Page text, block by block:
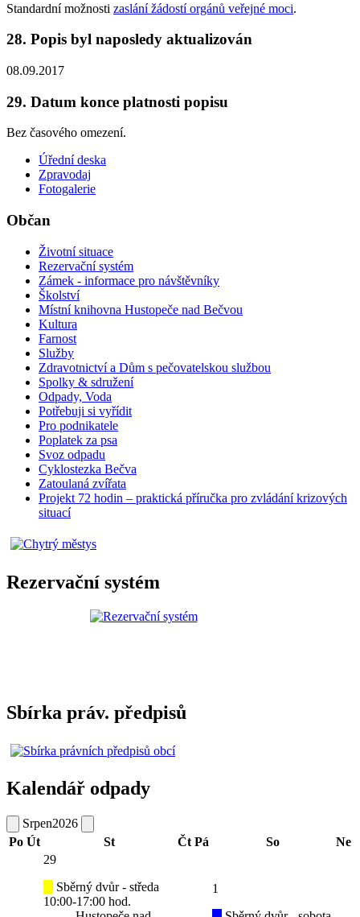
Standardní možnosti zaslání žádostí orgánů veřejné moci.
28. Popis byl naposledy aktualizován
08.09.2017
29. Datum konce platnosti popisu
Bez časového omezení.
Úřední deska
Zpravodaj
Fotogalerie
Občan
Životní situace
Rezervační systém
Zámek - informace pro návštěvníky
Školství
Místní knihovna Hustopeče nad Bečvou
Kultura
Farnost
Služby
Zdravotnictví a Dům s pečovatelskou službou
Spolky & sdružení
Odpady, Voda
Potřebuji si vyřídit
Pro podnikatele
Poplatek za psa
Svoz odpadu
Cyklostezka Bečva
Zatoulaná zvířata
Projekt 72 hodin – praktická příručka pro zvládání krizových
situací
Rezervační systém
Sbírka práv. předpisů
Kalendář odpady
Srpen2026
Po Út St Čt Pá So
Ne
29
Sběrný dvůr - středa
10:00-17:00 hod.
1